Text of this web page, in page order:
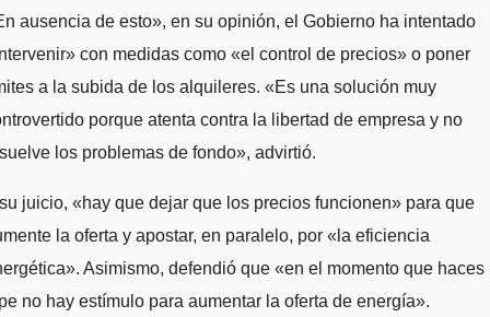
ausencia de esto», en su opinión, el Gobierno ha intentado
con medidas como «el control de precios» o poner
a la subida de los alquileres. «Es una solución muy
porque atenta contra la libertad de empresa y no
los problemas de fondo», advirtió.
juicio, «hay que dejar que los precios funcionen» para que
la oferta y apostar, en paralelo, por «la eficiencia
Asimismo, defendió que «en el momento que haces
no hay estímulo para aumentar la oferta de energía».